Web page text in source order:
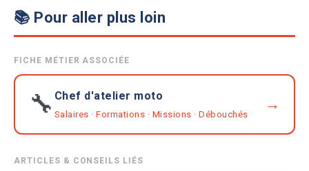
📚 Pour aller plus loin
FICHE MÉTIER ASSOCIÉE
🔧 Chef d'atelier moto
Salaires · Formations · Missions · Débouchés
→
ARTICLES & CONSEILS LIÉS